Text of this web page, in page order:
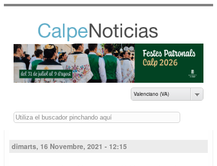
NOTICIAS DEL
AYUNTAMIENTO DE
Valenciano (VA)
Buscar
dimarts, 16 Novembre, 2021 - 12:15